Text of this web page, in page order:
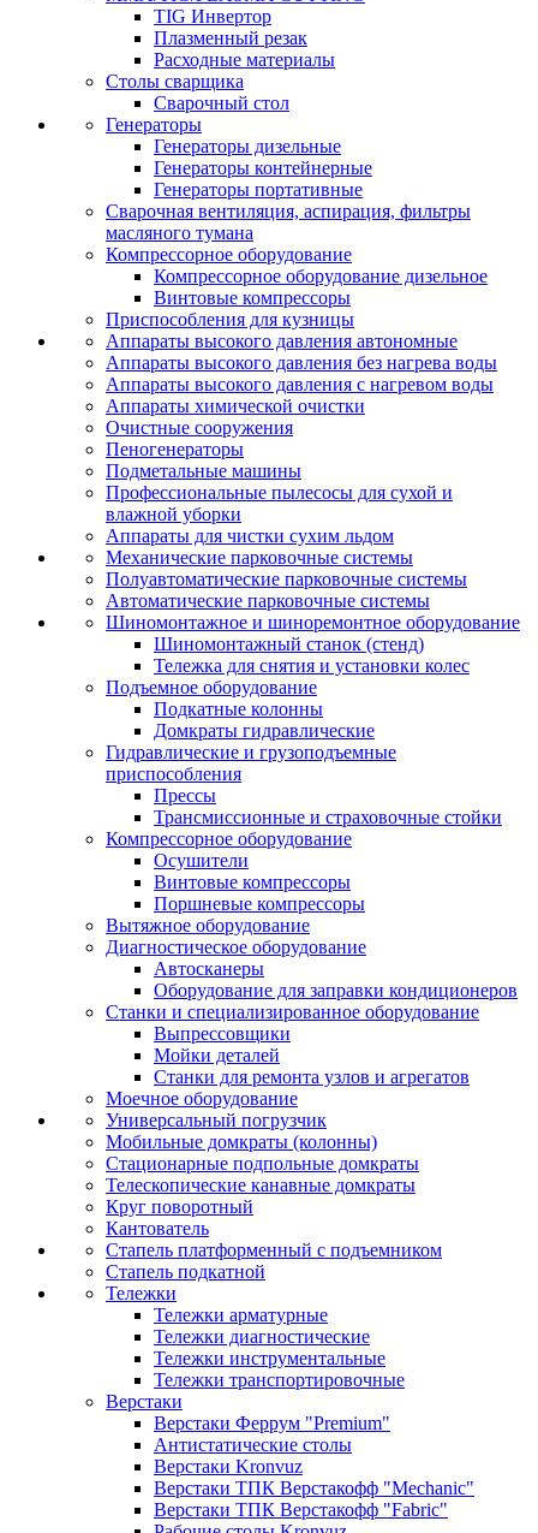
TIG Инвертор
Плазменный резак
Расходные материалы
Столы сварщика
Сварочный стол
Генераторы
Генераторы дизельные
Генераторы контейнерные
Генераторы портативные
Сварочная вентиляция, аспирация, фильтры
масляного тумана
Компрессорное оборудование
Компрессорное оборудование дизельное
Винтовые компрессоры
Приспособления для кузницы
Аппараты высокого давления автономные
Аппараты высокого давления без нагрева воды
Аппараты высокого давления с нагревом воды
Аппараты химической очистки
Очистные сооружения
Пеногенераторы
Подметальные машины
Профессиональные пылесосы для сухой и
влажной уборки
Аппараты для чистки сухим льдом
Механические парковочные системы
Полуавтоматические парковочные системы
Автоматические парковочные системы
Шиномонтажное и шиноремонтное оборудование
Шиномонтажный станок (стенд)
Тележка для снятия и установки колес
Подъемное оборудование
Подкатные колонны
Домкраты гидравлические
Гидравлические и грузоподъемные
приспособления
Прессы
Трансмиссионные и страховочные стойки
Компрессорное оборудование
Осушители
Винтовые компрессоры
Поршневые компрессоры
Вытяжное оборудование
Диагностическое оборудование
Автосканеры
Оборудование для заправки кондиционеров
Станки и специализированное оборудование
Выпрессовщики
Мойки деталей
Станки для ремонта узлов и агрегатов
Моечное оборудование
Универсальный погрузчик
Мобильные домкраты (колонны)
Стационарные подпольные домкраты
Телескопические канавные домкраты
Круг поворотный
Кантователь
Стапель платформенный с подъемником
Стапель подкатной
Тележки
Тележки арматурные
Тележки диагностические
Тележки инструментальные
Тележки транспортировочные
Верстаки
Верстаки Феррум "Premium"
Антистатические столы
Верстаки Kronvuz
Верстаки ТПК Верстакофф "Mechanic"
Верстаки ТПК Верстакофф "Fabric"